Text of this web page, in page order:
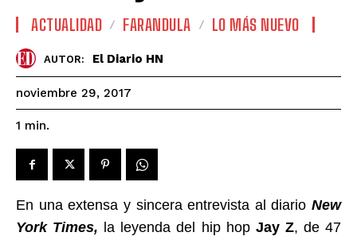
ACTUALIDAD FARANDULA LO MÁS NUEVO
AUTOR: El Diario HN
noviembre 29, 2017
1 min.
En una extensa y sincera entrevista al diario New
York Times, la leyenda del hip hop Jay Z, de 47